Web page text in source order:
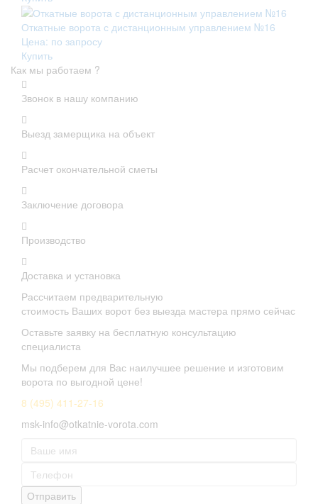
Откатные ворота с дистанционным управлением №16
Цена: по запросу
Купить
Как мы работаем ?
Звонок в нашу компанию
Выезд замерщика на объект
Расчет окончательной сметы
Заключение договора
Производство
Доставка и установка
Рассчитаем предварительную
стоимость Ваших ворот без выезда мастера прямо сейчас
Оставьте заявку на бесплатную консультацию
специалиста
Мы подберем для Вас наилучшее решение и изготовим
ворота по выгодной цене!
8 (495) 411-27-16
msk-info@otkatnie-vorota.com
Отправить